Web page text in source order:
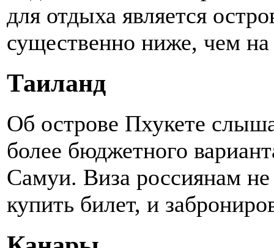
для отдыха является
существенно ниже, чем
Таиланд
Об острове Пхукете
более бюджетного
Самуи. Виза россиянам
купить билет, и